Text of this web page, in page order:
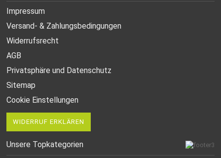
Impressum
Versand- & Zahlungsbedingungen
Widerrufsrecht
AGB
Privatsphäre und Datenschutz
Sitemap
Cookie Einstellungen
WIDERRUF ERKLÄREN
Unsere Topkategorien